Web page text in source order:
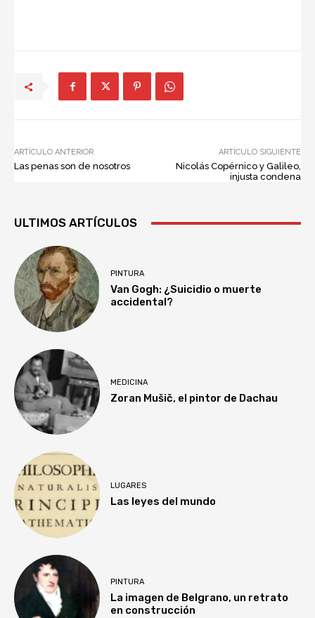
ARTÍCULO ANTERIOR
Las penas son de nosotros
ARTÍCULO SIGUIENTE
Nicolás Copérnico y Galileo,
injusta condena
ULTIMOS ARTÍCULOS
PINTURA
Van Gogh: ¿Suicidio o muerte
accidental?
MEDICINA
Zoran Mušič, el pintor de Dachau
LUGARES
Las leyes del mundo
PINTURA
La imagen de Belgrano, un retrato
en construcción